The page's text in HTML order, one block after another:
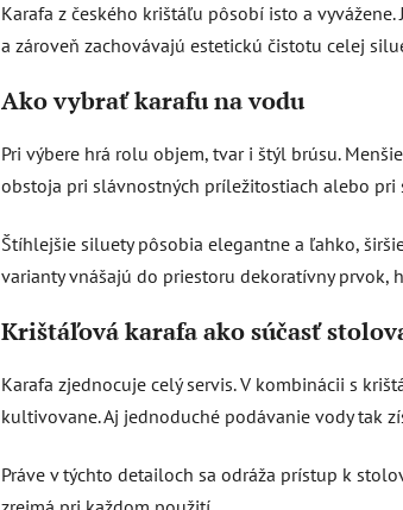
Karafa z českého krištáľu pôsobí isto a
a zároveň zachovávajú estetickú čistotu celej
Ako vybrať karafu na vodu
Pri výbere hrá rolu objem, tvar i štýl brúsu.
obstoja pri slávnostných príležitostiach alebo pri
Štíhlejšie siluety pôsobia elegantne a ľahko,
varianty vnášajú do priestoru dekoratívny prvok,
Krištáľová karafa ako súčasť
Karafa zjednocuje celý servis. V kombinácii s
kultivovane. Aj jednoduché podávanie vody tak
Práve v týchto detailoch sa odráža prístup k